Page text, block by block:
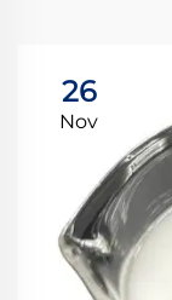
26
Nov